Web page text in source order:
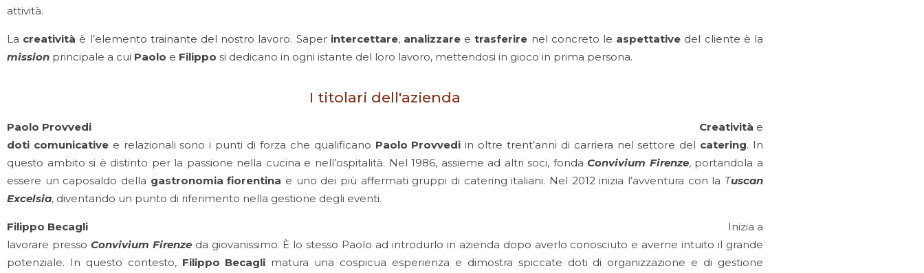
attività.
La creatività è l’elemento trainante del nostro lavoro. Saper intercettare, analizzare etrasferire nel concreto le aspettative del cliente è la
mission principale a cui Paolo e Filippo si dedicano in ogni istante del loro lavoro, mettendosi in gioco in prima persona.
I titolari dell'azienda
Paolo Provvedi Creatività e
doti comunicativee relazionali sono i punti di forza che qualificano Paolo Provvedi in oltre trent’anni di carriera nel settore del catering. In
questo ambito si è distinto per la passione nella cucina e nell’ospitalità. Nel 1986, assieme ad altri soci, fondaConvivium Firenze, portandola a
essere un caposaldo della gastronomia fiorentina e uno dei più affermati gruppi di catering italiani. Nel 2012 inizia l’avventura con la Tuscan
Excelsia, diventando un punto di riferimento nella gestione degli eventi.
Filippo Becagli Inizia a
lavorare presso Convivium Firenzeda giovanissimo. È lo stesso Paolo ad introdurlo in azienda dopo averlo conosciuto e averne intuito il grande
potenziale. In questo contesto, Filippo Becagli matura una cospicua esperienza e dimostra spiccate doti di organizzazione e di gestione